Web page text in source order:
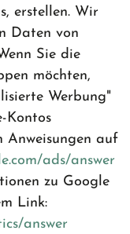
erstellen. Wir
Daten von
Sie die
möchten,
Werbung"
Kontos
Anweisungen auf
/ads/answer
zu Google
Link:
/answer